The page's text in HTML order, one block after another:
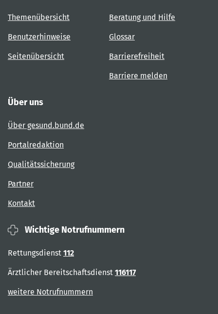
Themenübersicht
Benutzerhinweise
Seitenübersicht
Beratung und Hilfe
Glossar
Barrierefreiheit
Barriere melden
Über uns
Über gesund.bund.de
Portalredaktion
Qualitätssicherung
Partner
Kontakt
Wichtige Notrufnummern
Rettungsdienst 112
Ärztlicher Bereitschaftsdienst 116117
weitere Notrufnummern